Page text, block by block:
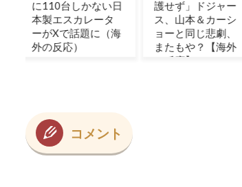
ー25号先頭打者ホ
ームラン！ 海外
の反応
護せず」ドジャー
ス、山本＆カーシ
ョーと同じ悲劇、
またもや？【海外
コメント